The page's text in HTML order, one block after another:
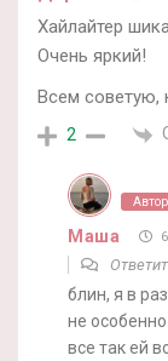
Хайлайтер
Очень яркий!
Всем советую,
2
Автор
Маша
блин, я в
не
все так ей